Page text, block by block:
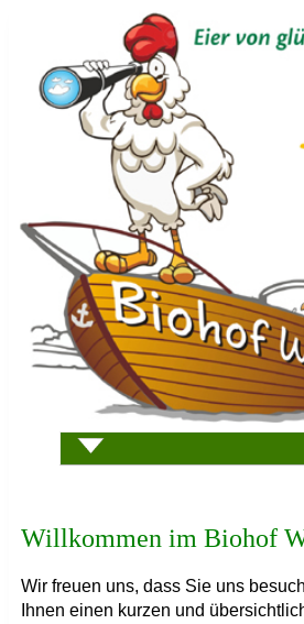
Willkommen im Biohof
Wir freuen uns, dass Sie uns
Ihnen einen kurzen und